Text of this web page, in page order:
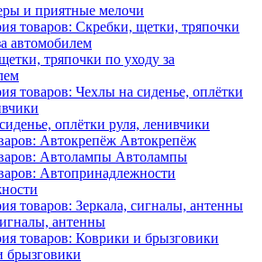
и приятные мелочи
тряпочки по уходу за
оплётки руля, ленивчики
Автокрепёж
Автолампы
антенны
брызговики